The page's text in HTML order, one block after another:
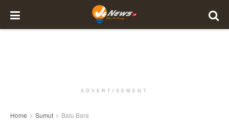
ADVERTISEMENT
Home Sumut Batu Bara